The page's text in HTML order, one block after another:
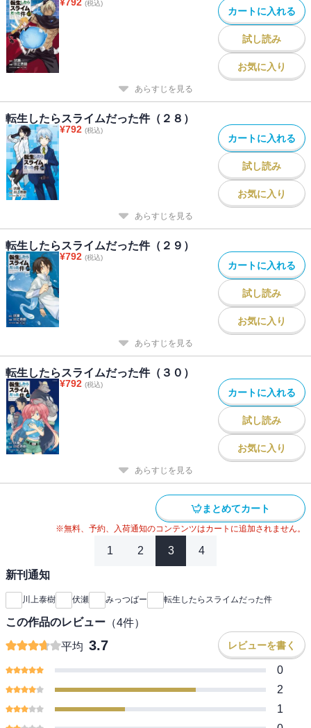
(税込)
カートに入れる
試し読み
お気に入り
あらすじを見る
転生したらスライムだった件（２８）
¥792 (税込)
カートに入れる
試し読み
お気に入り
あらすじを見る
転生したらスライムだった件（２９）
¥792 (税込)
カートに入れる
試し読み
お気に入り
あらすじを見る
転生したらスライムだった件（３０）
¥792 (税込)
カートに入れる
試し読み
お気に入り
あらすじを見る
まとめてカート
※無料、予約、入荷通知のコンテンツはカートに追加されません。
1 2 3 4
新刊通知
川上泰樹 伏瀬 みっつばー 転生したらスライムだった件
この作品のレビュー （4件）
平均 3.7 レビューを書く
0
2
1